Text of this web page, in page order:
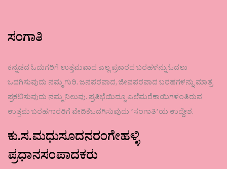
ಸಂಗಾತಿ
ಕನ್ನಡದ ಓದುಗರಿಗೆ ಉತ್ತಮವಾದ ಎಲ್ಲ ಪ್ರಕಾರದ ಬರಹಳನ್ನು ಓದಲು
ಒದಗಿಸುವುದು ನಮ್ಮ ಗುರಿ. ಜನಪರವಾದ, ಜೀವಪರವಾದ ಬರಹಗಳನ್ನು ಮಾತ್ರ
ಪ್ರಕಟಿಸುವುದು ನಮ್ಮ ನಿಲುವು. ಪ್ರತಿಭೆಯಿದ್ದೂ ಎಲೆಮರೆಕಾಯಿಗಳಂತಿರುವ
ಉತ್ತಮ ಬರಹಗಾರರಿಗೆ ವೇದಿಕೆಒದಗಿಸುವುದು ʼಸಂಗಾತಿʼಯ ಉದ್ದೇಶ.
ಕು.ಸ.ಮಧುಸೂದನರಂಗೇಹಳ್ಳಿ
ಪ್ರಧಾನಸಂಪಾದಕರು